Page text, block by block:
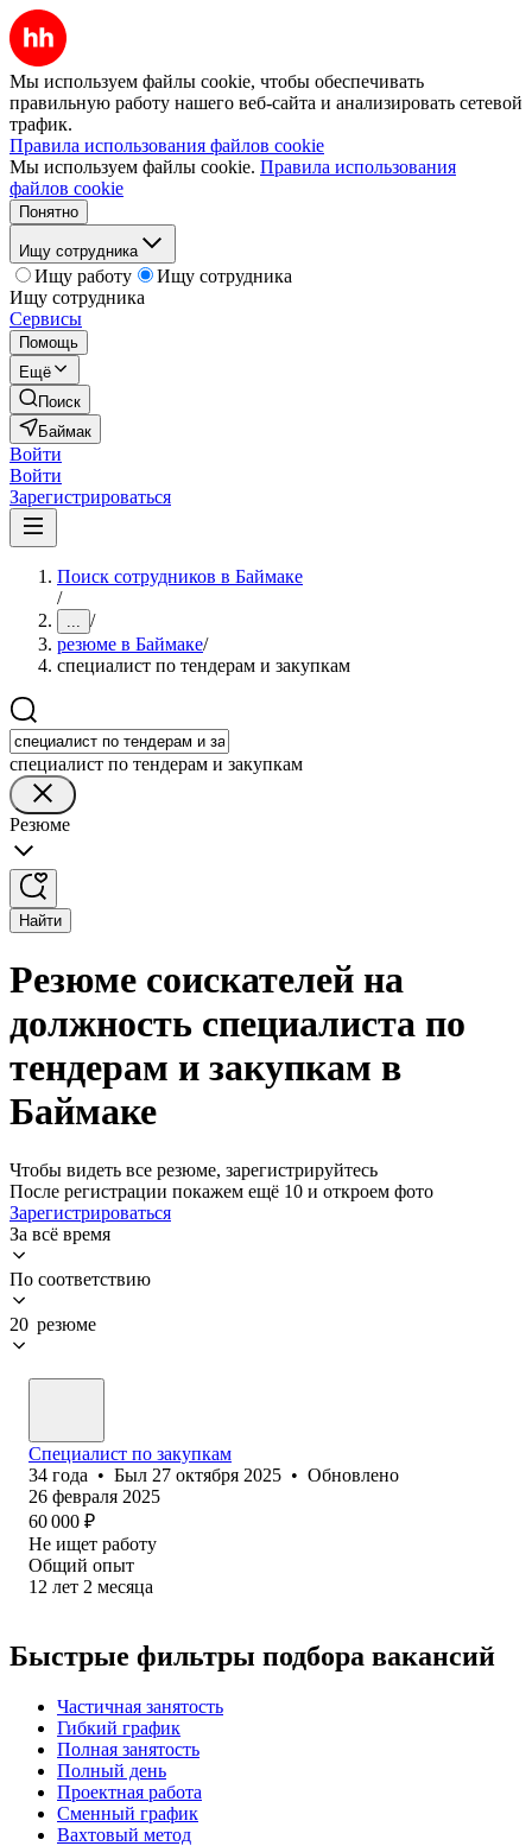
Мы используем файлы cookie, чтобы обеспечивать
правильную работу нашего веб-сайта и анализировать сетевой
трафик.
Правила использования файлов cookie
Мы используем файлы cookie. Правила использования
файлов cookie
Понятно
Ищу сотрудника
Ищу работу
Ищу сотрудника
Ищу сотрудника
Сервисы
Помощь
Ещё
Поиск
Баймак
Войти
Войти
Зарегистрироваться
Поиск сотрудников в Баймаке
/
... /
резюме в Баймаке/
специалист по тендерам и закупкам
специалист по тендерам и закупкам
Резюме
Найти
Резюме соискателей на
должность специалиста по
тендерам и закупкам в
Баймаке
Чтобы видеть все резюме, зарегистрируйтесь
После регистрации покажем ещё 10 и откроем фото
Зарегистрироваться
За всё время
По соответствию
20 резюме
Специалист по закупкам
34 года • Был 27 октября 2025 • Обновлено
26 февраля 2025
60 000 ₽
Не ищет работу
Общий опыт
12 лет 2 месяца
Быстрые фильтры подбора вакансий
Частичная занятость
Гибкий график
Полная занятость
Полный день
Проектная работа
Сменный график
Вахтовый метод